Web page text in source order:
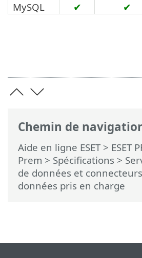
Chemin de
Aide en ligne ESET> ESET
Prem > Spécifications >
de données et
données pris en charge
MySQL ✔ ✔